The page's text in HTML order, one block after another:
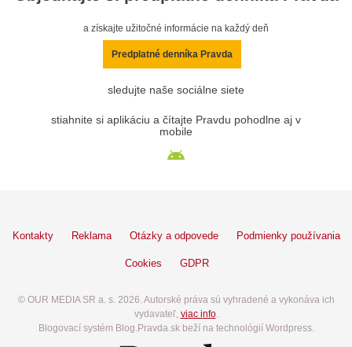
a získajte užitočné informácie na každý deň
Predplatné denníka Pravda
sledujte naše sociálne siete
stiahnite si aplikáciu a čítajte Pravdu pohodlne aj v
mobile
Kontakty Reklama Otázky a odpovede Podmienky používania
Cookies GDPR
© OUR MEDIA SR a. s. 2026. Autorské práva sú vyhradené a vykonáva ich
vydavateľ, viac info.
Blogovací systém Blog.Pravda.sk beží na technológií Wordpress.